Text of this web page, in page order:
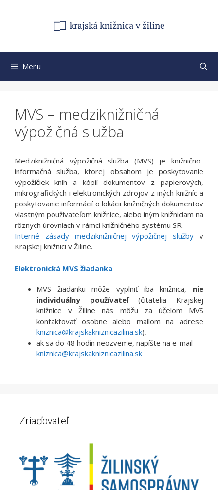
Menu
MVS – medziknižničná
výpožičná služba
Medziknižničná výpožičná služba (MVS) je knižnično-
informačná služba, ktorej obsahom je poskytovanie
výpožičiek kníh a kópií dokumentov z papierových,
mikrografických i elektronických zdrojov z iných knižníc a
poskytovanie informácií o lokácii knižničných dokumentov
vlastným používateľom knižnice, alebo iným knižniciam na
rôznych úrovniach v rámci knižničného systému SR.
Interné zásady medziknižničnej výpožičnej služby v
Krajskej knižnici v Žiline.
Elektronická MVS žiadanka
MVS žiadanku môže vyplniť iba knižnica, nie
individuálny používateľ(čitatelia Krajskej
knižnice v Žiline nás môžu za účelom MVS
kontaktovať osobne alebo mailom na adrese
kniznica@krajskakniznicazilina.sk),
ak sa do 48 hodín neozveme, napíšte na e-mail
kniznica@krajskakniznicazilina.sk
Zriaďovateľ